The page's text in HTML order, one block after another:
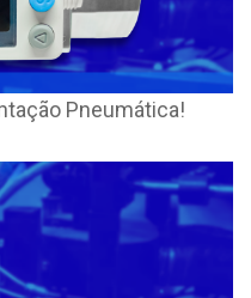
Pneumática!